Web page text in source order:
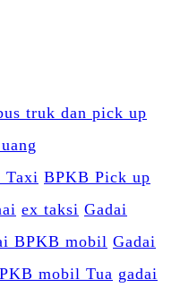
Taxi BPKB Pick up
ex taksi Gadai
BPKB mobil Gadai
mobil Tua gadai